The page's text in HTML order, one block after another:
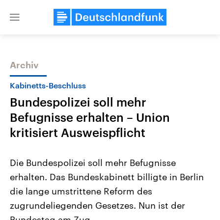
Close
Themen
2026
Alle Informationen
Sachsen-Anhalt wählt am 6.
September 2026 einen neuen
Landtag. Seit 2021 wird das
Bundesland von einer Koalition aus
Aktuelle Beiträge,
Hintergründe
Wirtschaftlich und
gehören die Vereinigten
den mächtigsten Ländern
Archiv
Kabinetts-Beschluss
Bundespolizei soll mehr
Befugnisse erhalten – Union
kritisiert Ausweispflicht
Die Bundespolizei soll mehr Befugnisse
erhalten. Das Bundeskabinett billigte in Berlin
die lange umstrittene Reform des
zugrundeliegenden Gesetzes. Nun ist der